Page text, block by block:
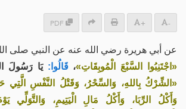
PDF + -
عن أبي هريرة رضي الله عنه عن النبي صلى
«اجْتَنِبُوا السَّبْعَ الْمُوبِقَاتِ»، قَالُوا: يَا رَسُولَ
«الشِّرْكُ بِاللهِ، وَالسِّحْرُ، وَقَتْلُ النَّفْسِ الَّتِي
وَأَكْلُ الرِّبَا، وَأَكْلُ مَالِ الْيَتِيمِ، وَالتَّوَلِّي